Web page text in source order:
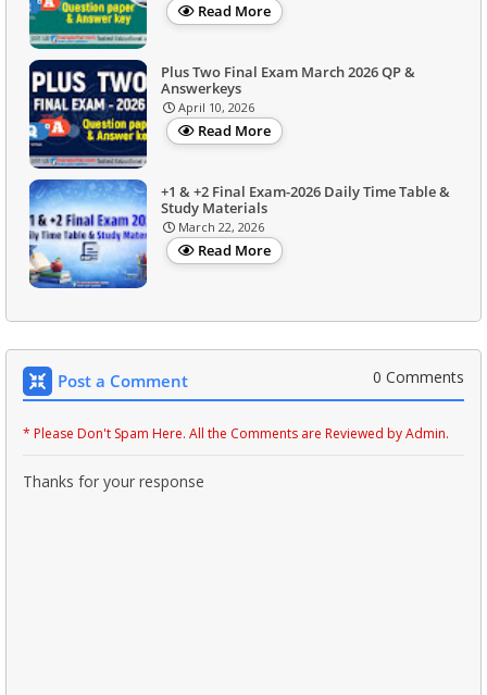
Read More
Plus Two Final Exam March 2026 QP &
Answerkeys
April 10, 2026
Read More
+1 & +2 Final Exam-2026 Daily Time Table &
Study Materials
March 22, 2026
Read More
Post a Comment 0 Comments
* Please Don't Spam Here. All the Comments are Reviewed by Admin.
Thanks for your response